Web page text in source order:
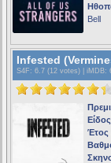
Bell
Infested
S4F : 6.7 (12 votes) | iMDB:
Έτος